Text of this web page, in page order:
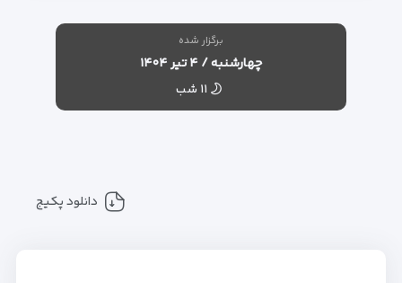
برگزار شده
چهارشنبه / ۴ تیر ۱۴۰۴
۱۱ شب
دانلود پکیج